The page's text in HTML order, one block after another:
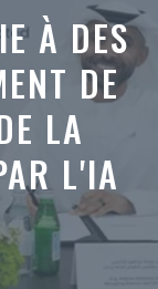
À DES
DE
LA
L'IA